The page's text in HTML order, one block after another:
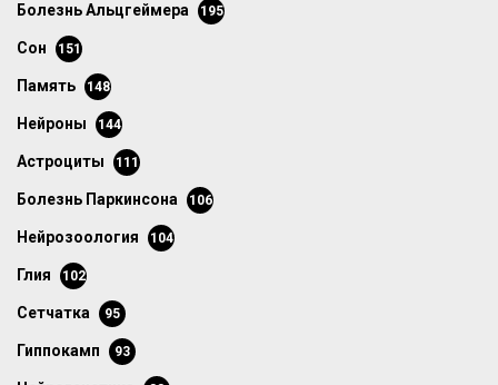
болезнь Альцгеймера 195
сон 151
память 148
нейроны 144
астроциты 111
болезнь Паркинсона 106
нейрозоология 104
глия 102
сетчатка 95
гиппокамп 93